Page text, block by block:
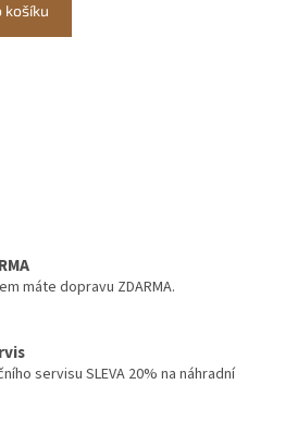
košíku
máte dopravu ZDARMA.
servisu SLEVA 20% na náhradní